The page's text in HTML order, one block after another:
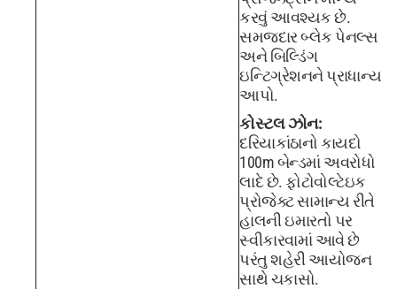
કરવું આવશ્યક છે.
સમજદાર બ્લેક પેનલ્સ
અને બિલ્ડિંગ
ઇન્ટિગ્રેશનને પ્રાધાન્ય
આપો.
કોસ્ટલ ઝોન:
દરિયાકાંઠાનો કાયદો
100m બેન્ડમાં અવરોધો
લાદે છે. ફોટોવોલ્ટેઇક
પ્રોજેક્ટ સામાન્ય રીતે
હાલની ઇમારતો પર
સ્વીકારવામાં આવે છે
પરંતુ શહેરી આયોજન
સાથે ચકાસો.